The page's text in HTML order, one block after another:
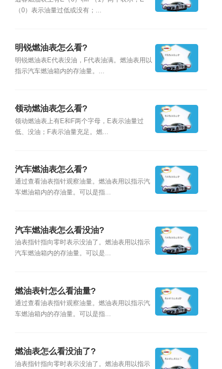
（0）表示油量过低或没有；...
明锐燃油表怎么看?
明锐燃油表E代表没油，F代表油满。燃油表用以
指示汽车燃油箱内的存油量。...
领动燃油表怎么看?
领动燃油表上有E和F两个字母，E表示油量过
低、没油；F表示油量充足。燃...
汽车燃油表怎么看?
通过查看油表指针观察油量。燃油表用以指示汽
车燃油箱内的存油量。可以是指...
汽车燃油表怎么看没油?
油表指针指向零时表示没油了。燃油表用以指示
汽车燃油箱内的存油量。可以是...
燃油表针怎么看油量?
通过查看油表指针观察油量。燃油表用以指示汽
车燃油箱内的存油量。可以是指...
燃油表怎么看没油了?
油表指针指向零时表示没油了。燃油表用以指示